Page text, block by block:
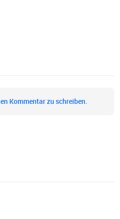
Kommentar zu schreiben.